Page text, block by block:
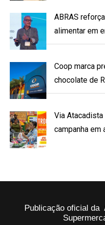
ABRAS
alimentar em
Coop marca
chocolate de
Via
campanha em
Publicação oficial da